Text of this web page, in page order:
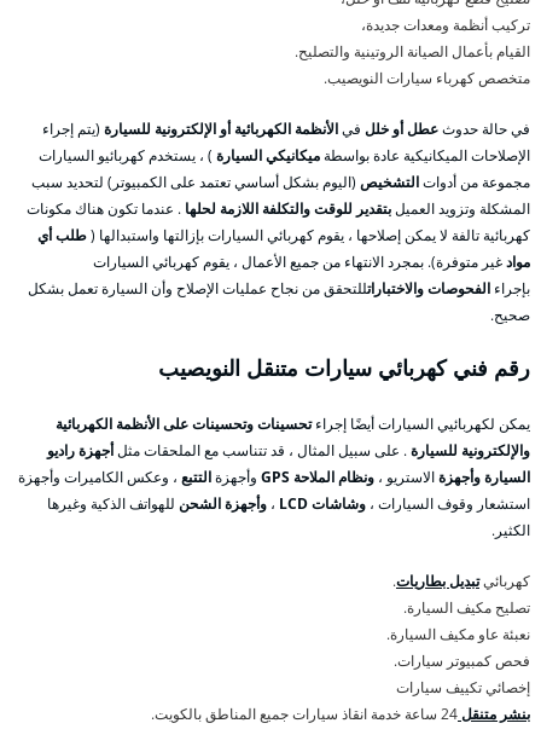
تركيب أنظمة ومعدات جديدة،
القيام بأعمال الصيانة الروتينية والتصليح.
متخصص كهرباء سيارات النويصيب.
في حالة حدوثعطل أو خلل فيالأنظمة الكهربائية أو الإلكترونية للسيارة (يتم إجراء
الإصلاحات الميكانيكية عادة بواسطةميكانيكي السيارة ) ، يستخدم كهربائيو السيارات
مجموعة من أدواتالتشخيص (اليوم بشكل أساسي تعتمد على الكمبيوتر) لتحديد سبب
المشكلة وتزويد العميلبتقدير للوقت والتكلفة اللازمة لحلها . عندما تكون هناك مكونات
كهربائية تالفة لا يمكن إصلاحها ، يقوم كهربائي السيارات بإزالتها واستبدالها (طلب أي
موادغير متوفرة). بمجرد الانتهاء من جميع الأعمال ، يقوم كهربائي السيارات
بإجراء الفحوصات والاختباراتللتحقق من نجاح عمليات الإصلاح وأن السيارة تعمل بشكل
صحيح.
رقم فني كهربائي سيارات متنقل النويصيب
يمكن لكهربائيي السيارات أيضًا إجراءتحسينات وتحسينات على الأنظمة الكهربائية
والإلكترونية للسيارة. على سبيل المثال ، قد تتناسب مع الملحقات مثلأجهزة راديو
السيارة وأجهزةالاستريو ، ونظام الملاحة GPS وأجهزةالتتبع ، وعكس الكاميرات وأجهزة
استشعار وقوف السيارات ، وشاشات LCD ، وأجهزة الشحن للهواتف الذكية وغيرها
الكثير.
كهربائيتبديل بطاريات.
تصليح مكيف السيارة.
نعبئة عاو مكيف السيارة.
فحص كمبيوتر سيارات.
إخصائي تكييف سيارات
بنشر متنقل24 ساعة خدمة انقاذ سيارات جميع المناطق بالكويت.